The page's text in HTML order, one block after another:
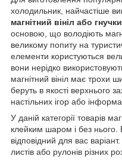
холодильник, найчастіше
магнітний вініл або
основою, що володіють
великому попиту на
елементи користуються
вони нерідко
магнітний вініл має трохи
беруть в якості верхнього
настільних ігор або
У даній категорії товарів
клейким шаром і без
відповідний для вас
листів або рулонів різних